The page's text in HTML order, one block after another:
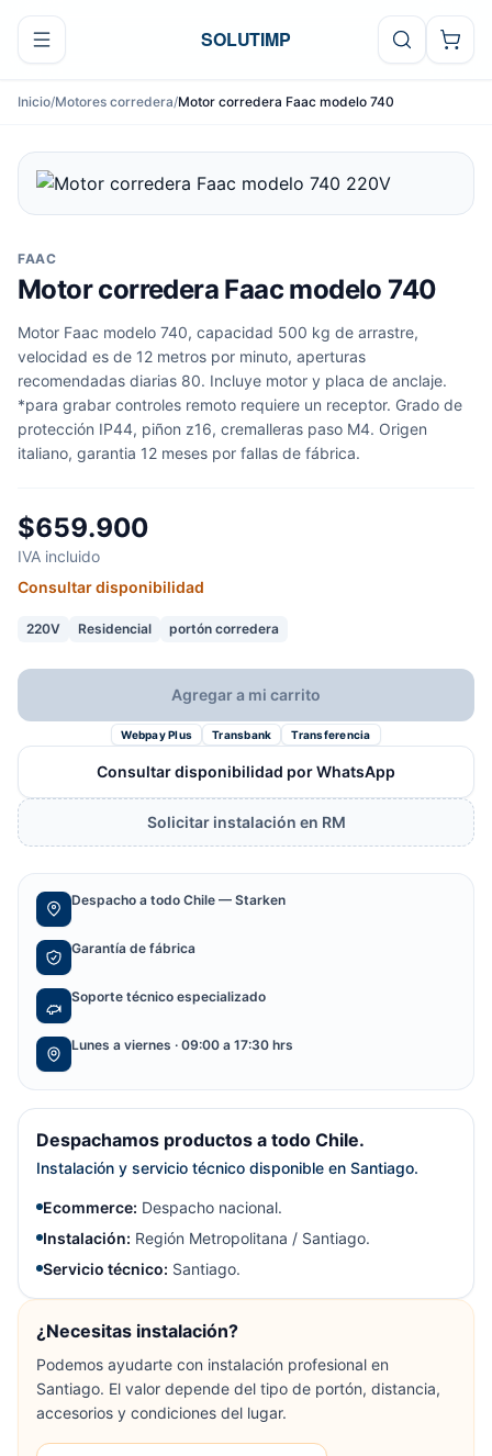
Ir al contenido
SOLUTIMP
Inicio/Motores corredera/Motor corredera Faac modelo 740
FAAC
Motor corredera Faac modelo 740
Motor Faac modelo 740, capacidad 500 kg de arrastre,
velocidad es de 12 metros por minuto, aperturas
recomendadas diarias 80. Incluye motor y placa de anclaje.
*para grabar controles remoto requiere un receptor. Grado de
protección IP44, piñon z16, cremalleras paso M4. Origen
italiano, garantia 12 meses por fallas de fábrica.
$659.900
IVA incluido
Consultar disponibilidad
220V Residencial portón corredera
Agregar a mi carrito
Webpay Plus Transbank Transferencia
Consultar disponibilidad por WhatsApp
Solicitar instalación en RM
Despacho a todo Chile — Starken
Garantía de fábrica
Soporte técnico especializado
Lunes a viernes · 09:00 a 17:30 hrs
Despachamos productos a todo Chile.
Instalación y servicio técnico disponible en Santiago.
Ecommerce: Despacho nacional.
Instalación: Región Metropolitana / Santiago.
Servicio técnico: Santiago.
¿Necesitas instalación?
Podemos ayudarte con instalación profesional en
Santiago. El valor depende del tipo de portón, distancia,
accesorios y condiciones del lugar.